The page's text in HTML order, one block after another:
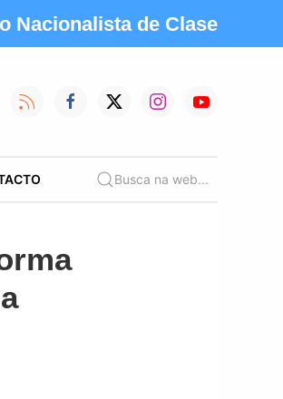
Nacionalista de Clase
Busca na web...